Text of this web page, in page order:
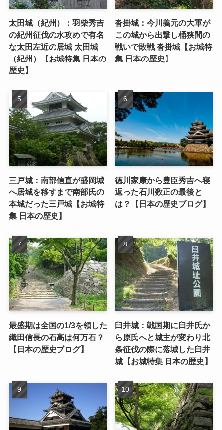
太田城（紀州）：羽柴秀吉
の紀州征伐の水攻めで有名
な太田左近の居城 太田城
（紀州）【お城特集 日本の
歴史】
沓掛城：今川義元の大軍が
この城から出撃し桶狭間の
戦いで敗戦 沓掛城【お城特
集 日本の歴史】
三戸城：南部信直が盛岡城
へ居城を移すまで南部氏の
本城だった三戸城【お城特
集 日本の歴史】
徳川家康から豊臣秀吉へ寝
返った石川数正の最後と
は？【日本の歴史ブログ】
最盛期は全国の1/3を領した
織田信長の石高は何万石？
【日本の歴史ブログ】
臼井城：戦国期に臼井氏か
ら原氏へと城主が変わり北
条征伐の際に落城した臼井
城【お城特集 日本の歴史】